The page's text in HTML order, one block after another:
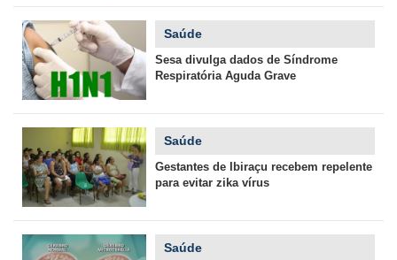
Saúde
Sesa divulga dados de Síndrome
Respiratória Aguda Grave
Saúde
Gestantes de Ibiraçu recebem repelente
para evitar zika vírus
Saúde